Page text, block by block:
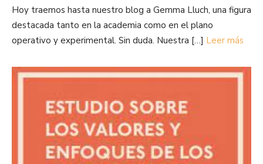
Hoy traemos hasta nuestro blog a Gemma Lluch, una figura
destacada tanto en la academia como en el plano
operativo y experimental. Sin duda. Nuestra […] Leer más